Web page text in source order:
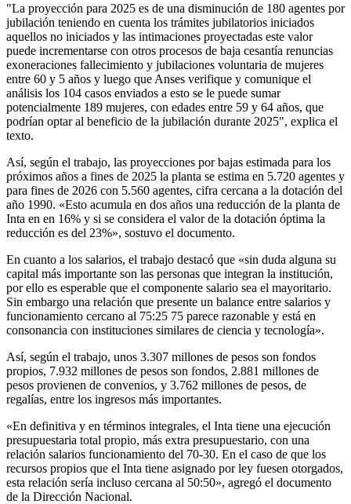
"La proyección para 2025 es de una disminución de 180 agentes por
jubilación teniendo en cuenta los trámites jubilatorios iniciados
aquellos no iniciados y las intimaciones proyectadas este valor
puede incrementarse con otros procesos de baja cesantía renuncias
exoneraciones fallecimiento y jubilaciones voluntaria de mujeres
entre 60 y 5 años y luego que Anses verifique y comunique el
análisis los 104 casos enviados a esto se le puede sumar
potencialmente 189 mujeres, con edades entre 59 y 64 años, que
podrían optar al beneficio de la jubilación durante 2025", explica el
texto.
Así, según el trabajo, las proyecciones por bajas estimada para los
próximos años a fines de 2025 la planta se estima en 5.720 agentes y
para fines de 2026 con 5.560 agentes, cifra cercana a la dotación del
año 1990. «Esto acumula en dos años una reducción de la planta de
Inta en en 16% y si se considera el valor de la dotación óptima la
reducción es del 23%», sostuvo el documento.
En cuanto a los salarios, el trabajo destacó que «sin duda alguna su
capital más importante son las personas que integran la institución,
por ello es esperable que el componente salario sea el mayoritario.
Sin embargo una relación que presente un balance entre salarios y
funcionamiento cercano al 75:25 75 parece razonable y está en
consonancia con instituciones similares de ciencia y tecnología».
Así, según el trabajo, unos 3.307 millones de pesos son fondos
propios, 7.932 millones de pesos son fondos, 2.881 millones de
pesos provienen de convenios, y 3.762 millones de pesos, de
regalías, entre los ingresos más importantes.
«En definitiva y en términos integrales, el Inta tiene una ejecución
presupuestaria total propio, más extra presupuestario, con una
relación salarios funcionamiento del 70-30. En el caso de que los
recursos propios que el Inta tiene asignado por ley fuesen otorgados,
esta relación sería incluso cercana al 50:50», agregó el documento
de la Dirección Nacional.